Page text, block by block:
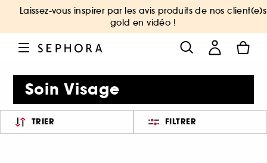
Laissez-vous inspirer par les avis produits de nos client(e)s
gold en vidéo !
Soin Visage
TRIER FILTRER